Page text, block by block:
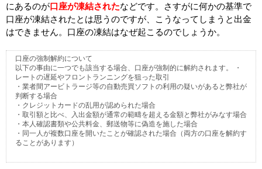
にあるのが口座が凍結されたなどです。さすがに何かの基準で
口座が凍結されたとは思うのですが、こうなってしまうと出金
はできません。口座の凍結はなぜ起こるのでしょうか。
口座の強制解約について
以下の事由に一つでも該当する場合、口座が強制的に解約されます。 ・
レートの遅延やフロントランニングを狙った取引
・業者間アービトラージ等の自動売買ソフトの利用の疑いがあると弊社が
判断する場合
・クレジットカードの乱用が認められた場合
・取引額と比べ、入出金額が通常の範疇を超える金額と弊社がみなす場合
・本人確認書類や公共料金、郵送物等に偽造を施した場合
・同一人が複数口座を開いたことが確認された場合（両方の口座を解約す
ることがあります）